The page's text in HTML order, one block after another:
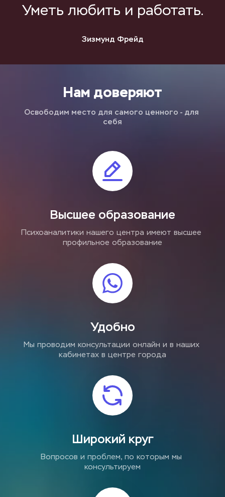
Уметь любить и работать.
Зизмунд Фрейд
Нам доверяют
Освободим место для самого ценного - для
себя
Высшее образование
Психоаналитики нашего центра имеют высшее
профильное образование
Удобно
Мы проводим консультации онлайн и в наших
кабинетах в центре города
Широкий круг
Вопросов и проблем, по которым мы
консультируем